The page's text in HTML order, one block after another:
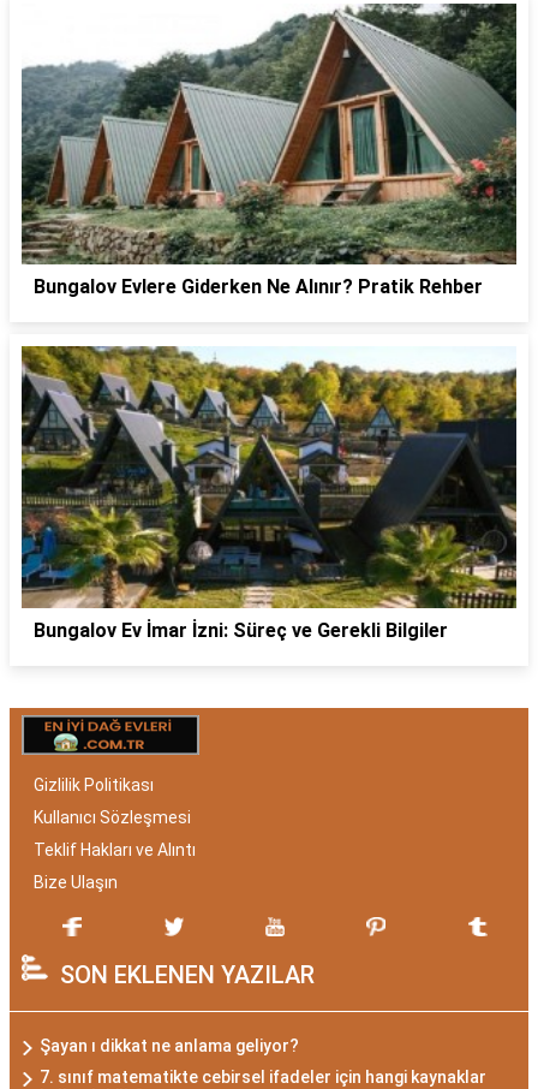
Bungalov Evlere Giderken Ne Alınır? Pratik Rehber
Bungalov Ev İmar İzni: Süreç ve Gerekli Bilgiler
Gizlilik Politikası
Kullanıcı Sözleşmesi
Teklif Hakları ve Alıntı
Bize Ulaşın
SON EKLENEN YAZILAR
Şayan ı dikkat ne anlama geliyor?
7. sınıf matematikte cebirsel ifadeler için hangi kaynaklar